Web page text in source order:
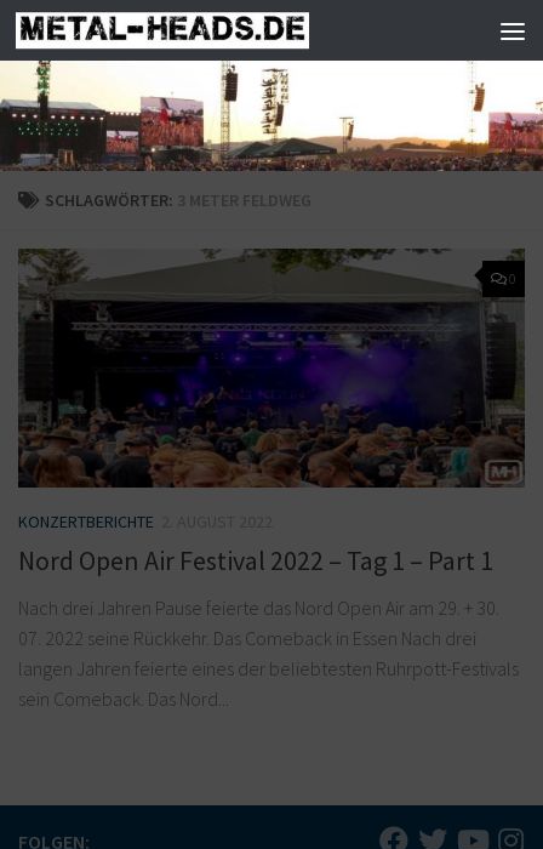
Zum Inhalt springen
SCHLAGWÖRTER: 3 METER FELDWEG
0
KONZERTBERICHTE
Nord Open Air Festival 2022 – Tag 1 – Part 1
Nach drei Jahren Pause feierte das Nord Open Air am 29. + 30.
07. 2022 seine Rückkehr. Das Comeback in Essen Nach drei
langen Jahren feierte eines der beliebtesten Ruhrpott-Festivals
sein Comeback. Das Nord...
FOLGEN: